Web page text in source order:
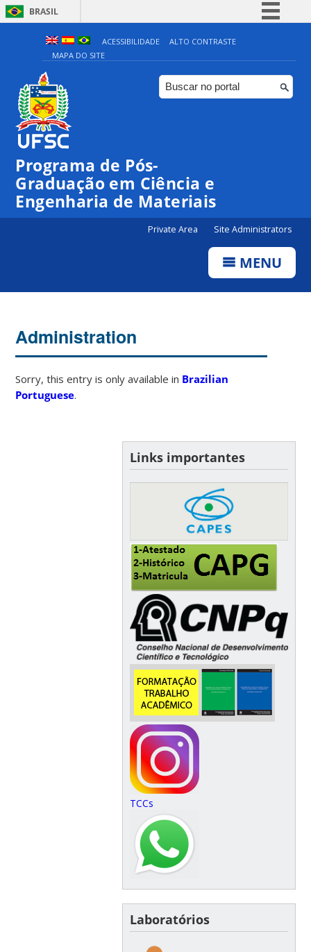
BRASIL
Simplifique!
Comunica BR
Participe
ACESSIBILIDADE
ALTO CONTRASTE
MAPA DO SITE
Programa de Pós-
Graduação em Ciência e
Engenharia de Materiais
Private Area Site Administrators
MENU
Administration
Sorry, this entry is only available in Brazilian
Portuguese.
Links importantes
TCCs
Laboratórios